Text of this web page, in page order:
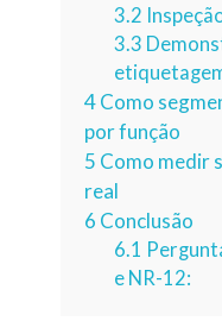
3.2
3.3
4Como
por função
5 Como medir
real
6 Conclusão
6.1
e NR-12: